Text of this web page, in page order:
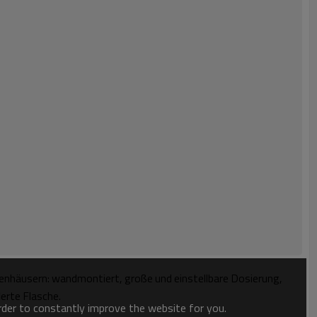
wandmontiert, große und einstellbare Dosierung,
Flasche.
to constantly improve the website for you.